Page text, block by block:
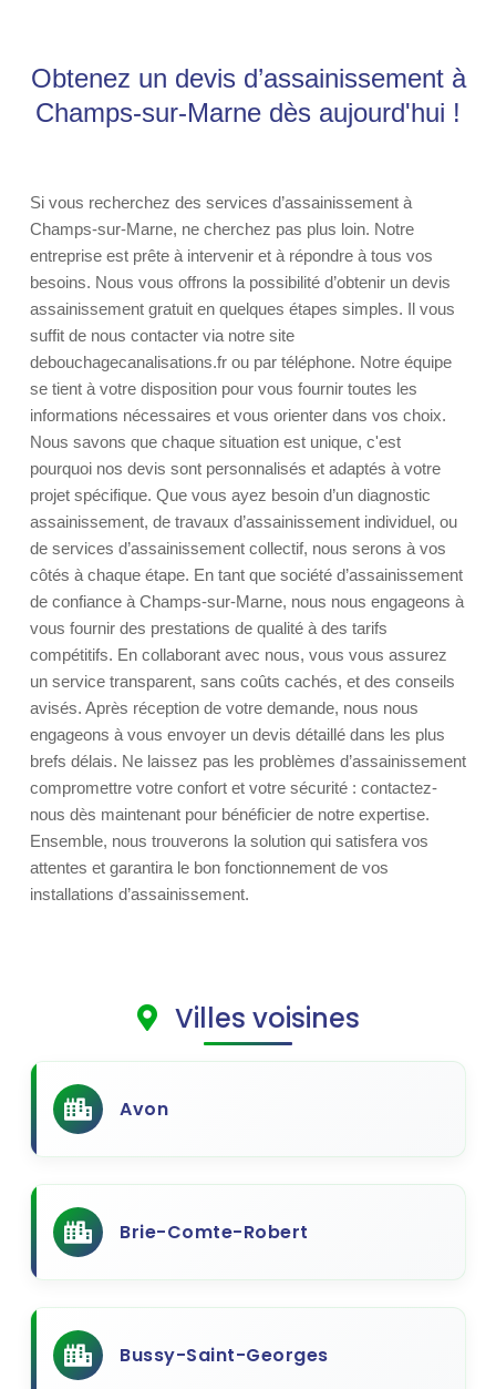
Obtenez un devis d’assainissement à
Champs-sur-Marne dès aujourd'hui !
Si vous recherchez des services d’assainissement à
Champs-sur-Marne, ne cherchez pas plus loin. Notre
entreprise est prête à intervenir et à répondre à tous vos
besoins. Nous vous offrons la possibilité d’obtenir un devis
assainissement gratuit en quelques étapes simples. Il vous
suffit de nous contacter via notre site
debouchagecanalisations.fr ou par téléphone. Notre équipe
se tient à votre disposition pour vous fournir toutes les
informations nécessaires et vous orienter dans vos choix.
Nous savons que chaque situation est unique, c'est
pourquoi nos devis sont personnalisés et adaptés à votre
projet spécifique. Que vous ayez besoin d’un diagnostic
assainissement, de travaux d’assainissement individuel, ou
de services d’assainissement collectif, nous serons à vos
côtés à chaque étape. En tant que société d’assainissement
de confiance à Champs-sur-Marne, nous nous engageons à
vous fournir des prestations de qualité à des tarifs
compétitifs. En collaborant avec nous, vous vous assurez
un service transparent, sans coûts cachés, et des conseils
avisés. Après réception de votre demande, nous nous
engageons à vous envoyer un devis détaillé dans les plus
brefs délais. Ne laissez pas les problèmes d’assainissement
compromettre votre confort et votre sécurité : contactez-
nous dès maintenant pour bénéficier de notre expertise.
Ensemble, nous trouverons la solution qui satisfera vos
attentes et garantira le bon fonctionnement de vos
installations d’assainissement.
Villes voisines
Avon
Brie-Comte-Robert
Bussy-Saint-Georges